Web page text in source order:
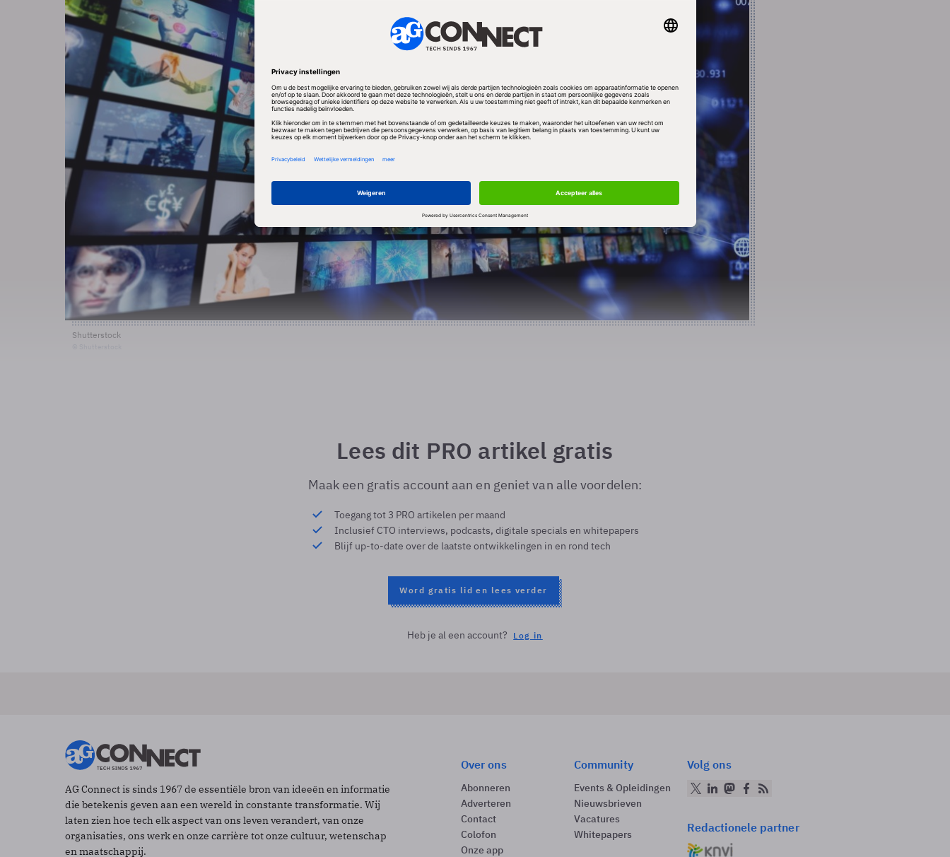
Shutterstock
Lees dit PRO artikel gratis
Maak een gratis account aan en geniet van alle voordelen:
Toegang tot 3 PRO artikelen per maand
Inclusief CTO interviews, podcasts, digitale specials en whitepapers
Blijf up-to-date over de laatste ontwikkelingen in en rond tech
Word gratis lid en lees verder
Heb je al een account? Log in
AG Connect is sinds 1967 de essentiële bron van ideeën en informatie
die betekenis geven aan een wereld in constante transformatie. Wij
laten zien hoe tech elk aspect van ons leven verandert, van onze
organisaties, ons werk en onze carrière tot onze cultuur, wetenschap
en maatschappij.
Over ons
Abonneren
Adverteren
Contact
Colofon
Onze app
Community
Events & Opleidingen
Nieuwsbrieven
Vacatures
Whitepapers
Volg ons
Redactionele partner